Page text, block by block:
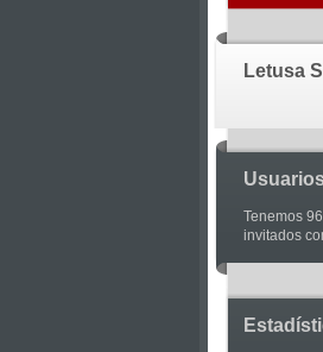
Letusa
Tenemos 96
invitados